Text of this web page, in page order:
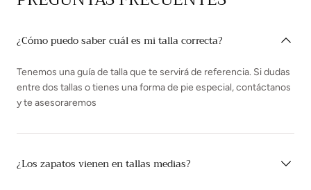
¿Cómo puedo saber cuál es mi talla correcta?
Tenemos una guía de talla que te servirá de referencia. Si dudas
entre dos tallas o tienes una forma de pie especial, contáctanos
y te asesoraremos
¿Los zapatos vienen en tallas medias?